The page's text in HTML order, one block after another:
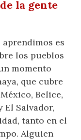
la gente
es
los pueblos
momento
que cubre
Belice,
El Salvador,
tanto en el
Alguien